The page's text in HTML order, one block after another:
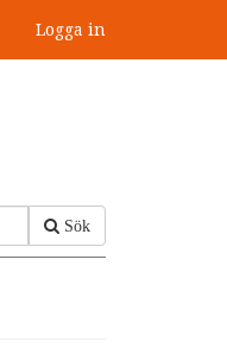
Logga in
Sök